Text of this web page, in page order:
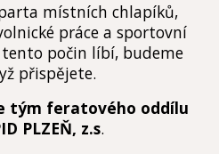
místních chlapíků,
práce a sportovní
počin líbí, budeme
přispějete.
tým feratového oddílu
PLZEŇ, z.s.